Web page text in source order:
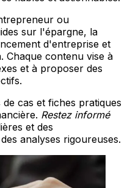
ou
sur l'épargne, la
d'entreprise et
Chaque contenu vise à
et à proposer des
cas et fiches pratiques
Restez informé
et des
analyses rigoureuses.